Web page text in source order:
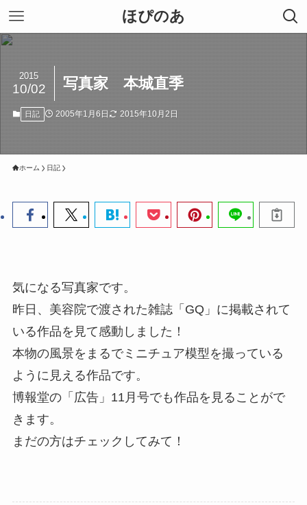
ほぴのあ
写真家 本城直季
2015
10/02
日記 2005年1月6日 2015年10月2日
ホーム 日記
気になる写真家です。
昨日、美容院で渡された雑誌「GQ」に掲載されて
いる作品を見て感動しました！
本物の風景をまるでミニチュア模型を撮っている
ように見える作品です。
博報堂の「広告」11月号でも作品を見ることがで
きます。
まだの方はチェックしてみて！